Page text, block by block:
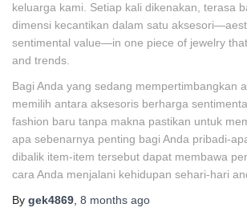
keluarga kami. Setiap kali dikenakan, terasa
dimensi kecantikan dalam satu
sentimental value—in one piece of jewelry
and trends.
Bagi Anda yang sedang mempertimbangkan
memilih antara aksesoris berharga
fashion baru tanpa makna pastikan untuk
apa sebenarnya penting bagi Anda pribadi-
dibalik item-item tersebut dapat membawa
cara Anda menjalani kehidupan sehari-hari
By gek4869 8 months ago